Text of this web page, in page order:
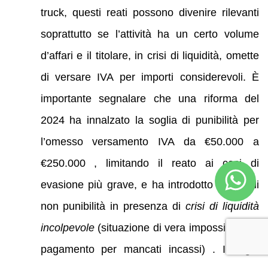
truck, questi reati possono divenire rilevanti
soprattutto se l’attività ha un certo volume
d’affari e il titolare, in crisi di liquidità, omette
di versare IVA per importi considerevoli. È
importante segnalare che una riforma del
2024 ha innalzato la soglia di punibilità per
l’omesso versamento IVA da €50.000 a
€250.000 , limitando il reato ai casi di
evasione più grave, e ha introdotto cause di
non punibilità in presenza dicrisi di liquidità
incolpevole(situazione di vera impossibilità di
pagamento per mancati incassi) . In ogni